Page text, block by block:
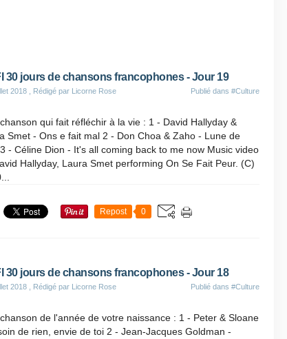
30 jours de chansons francophones - Jour 19
2018 , Rédigé par Licorne Rose Publié dans #Culture
qui fait réfléchir à la vie : 1 - David Hallyday &
Smet - Ons e fait mal 2 - Don Choa & Zaho - Lune de
- Céline Dion - It's all coming back to me now Music video
Hallyday, Laura Smet performing On Se Fait Peur. (C)
Repost 0
30 jours de chansons francophones - Jour 18
2018 , Rédigé par Licorne Rose Publié dans #Culture
de l'année de votre naissance : 1 - Peter & Sloane
de rien, envie de toi 2 - Jean-Jacques Goldman -